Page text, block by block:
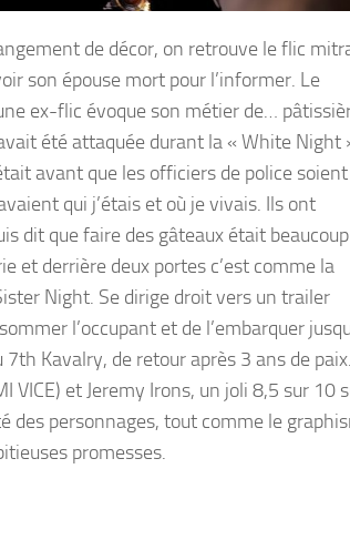
de décor, on retrouve le flic
son épouse mort pour l’informer. Le
ex-flic évoque son métier de…
été attaquée durant la « White Night
avant que les officiers de police soient
qui j’étais et où je vivais. Ils ont
dit que faire des gâteaux était beaucoup
et derrière deux portes c’est comme la
Night. Se dirige droit vers un trailer
l’occupant et de l’embarquer
Kavalry, de retour après 3 ans de paix.
VICE) et Jeremy Irons, un joli 8,5 sur 10
des personnages, tout comme le
promesses.